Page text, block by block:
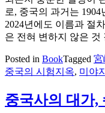
로, 중국의 과거는
2024년에도 이름과 절
은 전혀 변하지 않은 것
Posted in BookTagged 宮
중국의 시험지옥, 미야
중국사의 대가,